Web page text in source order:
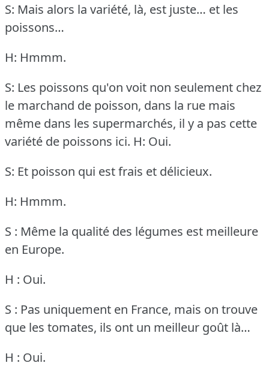
S: Mais alors la variété, là, est juste… et les
poissons…
H: Hmmm.
S: Les poissons qu'on voit non seulement chez
le marchand de poisson, dans la rue mais
même dans les supermarchés, il y a pas cette
variété de poissons ici. H: Oui.
S: Et poisson qui est frais et délicieux.
H: Hmmm.
S : Même la qualité des légumes est meilleure
en Europe.
H : Oui.
S : Pas uniquement en France, mais on trouve
que les tomates, ils ont un meilleur goût là…
H : Oui.